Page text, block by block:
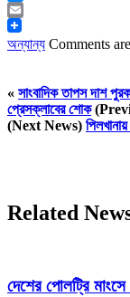
Messenger
Email
অন্যান্য Comments
« সাংবাদিক তাপস দাশ
প্রেসক্লাবের শোক
(Next News)
Related
দেশের পোলট্রি মাংসে